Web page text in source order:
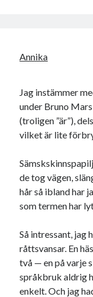
Annika
Jag instämmer
under Bruno
(troligen ”är”),
vilket är lite
de tog vägen,
hår så ibland har
som termen har
Så intressant, jag
råttsvansar. En
två — en på varje
språkbruk aldrig
enkelt. Och jag